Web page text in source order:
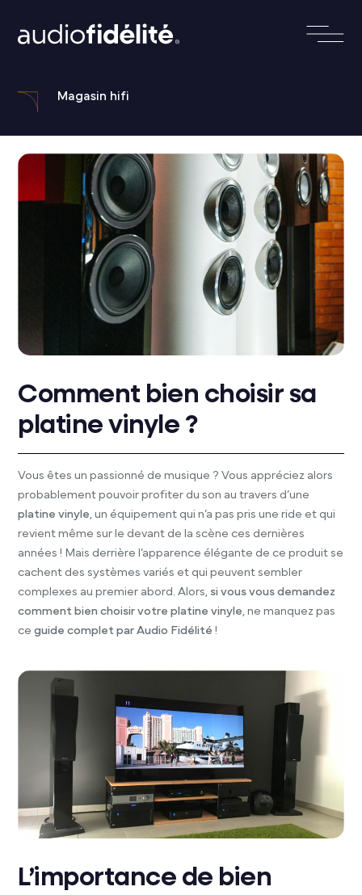
Magasin hifi
Comment bien choisir sa
platine vinyle ?
Vous êtes un passionné de musique ? Vous appréciez alors
probablement pouvoir profiter du son au travers d’une
platine vinyle, un équipement qui n’a pas pris une ride et qui
revient même sur le devant de la scène ces dernières
années ! Mais derrière l’apparence élégante de ce produit se
cachent des systèmes variés et qui peuvent sembler
complexes au premier abord. Alors, si vous vous demandez
comment bien choisir votre platine vinyle, ne manquez pas
ceguide complet par Audio Fidélité !
L’importance de bien